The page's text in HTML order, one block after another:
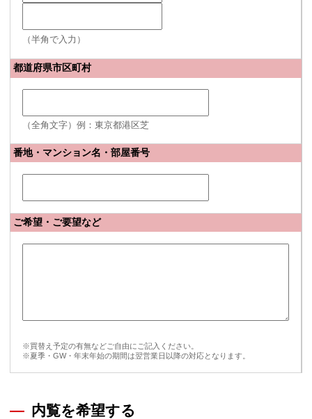
（半角で入力）
都道府県市区町村
（全角文字）例：東京都港区芝
番地・マンション名・部屋番号
ご希望・ご要望など
※買替え予定の有無などご自由にご記入ください。
※夏季・GW・年末年始の期間は翌営業日以降の対応となります。
内覧を希望する